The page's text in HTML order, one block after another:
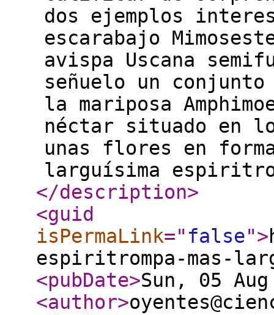
dos ejemplos
escarabajo
avispa Uscana
señuelo un
la mariposa
néctar situado en
unas flores en
larguísima
</description>
<guid
isPermaLink=" false">
espiritrompa-mas-
<pubDate>Sun, 05
<author>